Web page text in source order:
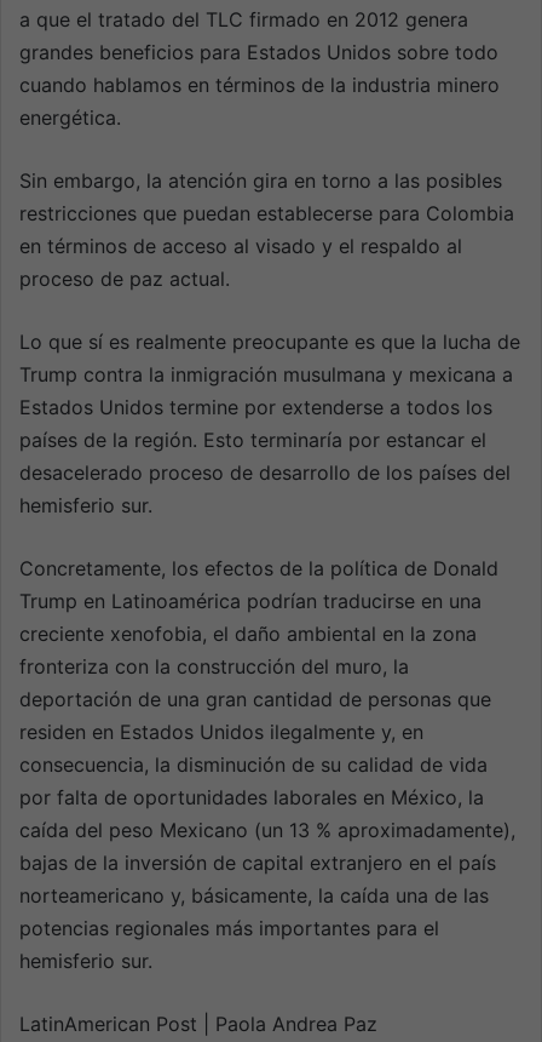
a que el tratado del TLC firmado en 2012 genera
grandes beneficios para Estados Unidos sobre todo
cuando hablamos en términos de la industria minero
energética.
Sin embargo, la atención gira en torno a las posibles
restricciones que puedan establecerse para Colombia
en términos de acceso al visado y el respaldo al
proceso de paz actual.
Lo que sí es realmente preocupante es que la lucha de
Trump contra la inmigración musulmana y mexicana a
Estados Unidos termine por extenderse a todos los
países de la región. Esto terminaría por estancar el
desacelerado proceso de desarrollo de los países del
hemisferio sur.
Concretamente, los efectos de la política de Donald
Trump en Latinoamérica podrían traducirse en una
creciente xenofobia, el daño ambiental en la zona
fronteriza con la construcción del muro, la
deportación de una gran cantidad de personas que
residen en Estados Unidos ilegalmente y, en
consecuencia, la disminución de su calidad de vida
por falta de oportunidades laborales en México, la
caída del peso Mexicano (un 13 % aproximadamente),
bajas de la inversión de capital extranjero en el país
norteamericano y, básicamente, la caída una de las
potencias regionales más importantes para el
hemisferio sur.
LatinAmerican Post | Paola Andrea Paz